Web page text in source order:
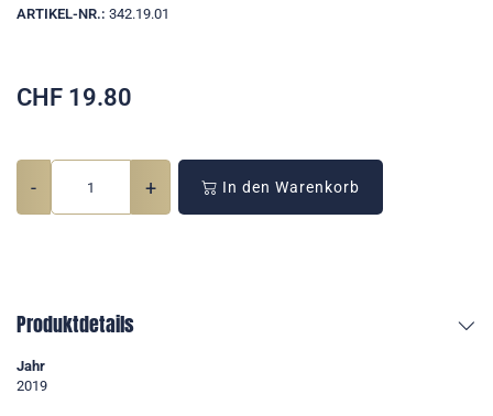
ARTIKEL-NR.: 342.19.01
CHF 19.80
- + In den Warenkorb
Produktdetails
Jahr
2019